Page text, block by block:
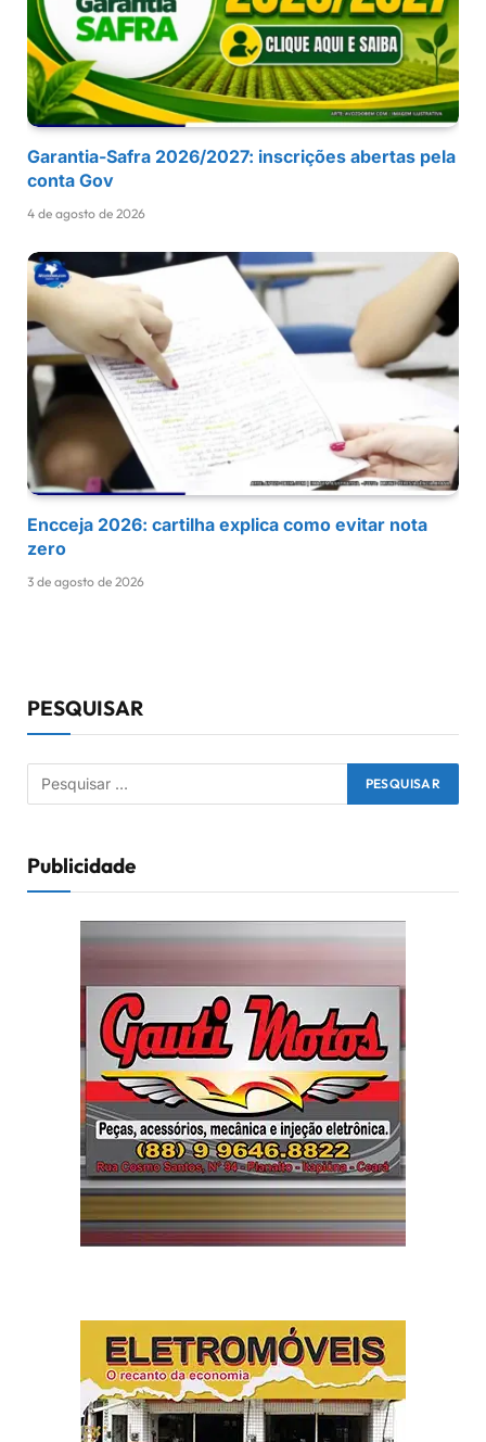
Garantia-Safra 2026/2027: inscrições abertas pela
conta Gov
4 de agosto de 2026
Encceja 2026: cartilha explica como evitar nota
zero
3 de agosto de 2026
PESQUISAR
Publicidade